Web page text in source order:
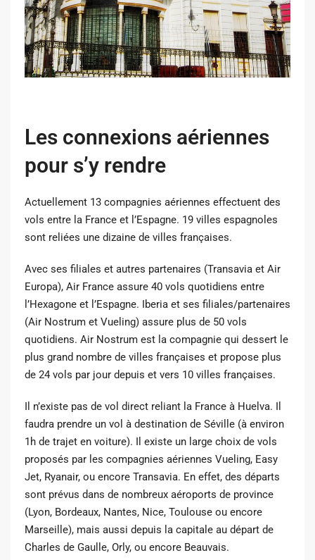
Les connexions aériennes
pour s’y rendre
Actuellement 13 compagnies aériennes effectuent des
vols entre la France et l’Espagne. 19 villes espagnoles
sont reliées une dizaine de villes françaises.
Avec ses filiales et autres partenaires (Transavia et Air
Europa), Air France assure 40 vols quotidiens entre
l’Hexagone et l’Espagne. Iberia et ses filiales/partenaires
(Air Nostrum et Vueling) assure plus de 50 vols
quotidiens. Air Nostrum est la compagnie qui dessert le
plus grand nombre de villes françaises et propose plus
de 24 vols par jour depuis et vers 10 villes françaises.
Il n’existe pas de vol direct reliant la France à Huelva. Il
faudra prendre un vol à destination de Séville (à environ
1h de trajet en voiture). Il existe un large choix de vols
proposés par les compagnies aériennes Vueling, Easy
Jet, Ryanair, ou encore Transavia. En effet, des départs
sont prévus dans de nombreux aéroports de province
(Lyon, Bordeaux, Nantes, Nice, Toulouse ou encore
Marseille), mais aussi depuis la capitale au départ de
Charles de Gaulle, Orly, ou encore Beauvais.